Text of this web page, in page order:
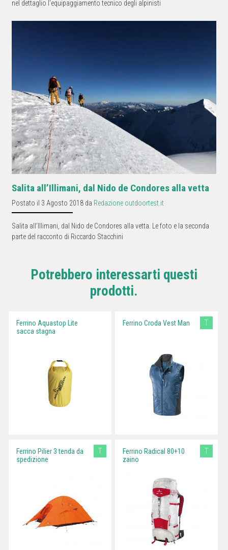
nel dettaglio l'equipaggiamento tecnico degli alpinisti
Salita all’Illimani, dal Nido de Condores alla vetta
Postato il 3 Agosto 2018 da Redazione outdoortest.it
Salita all’Illimani, dal Nido de Condores alla vetta. Le foto e la seconda
parte del racconto di Riccardo Stacchini
Potrebbero interessarti questi
prodotti.
Ferrino Aquastop Lite
sacca stagna
Ferrino Croda Vest Man T
Ferrino Pilier 3 tenda da
spedizione
T
Ferrino Radical 80+10
zaino
T